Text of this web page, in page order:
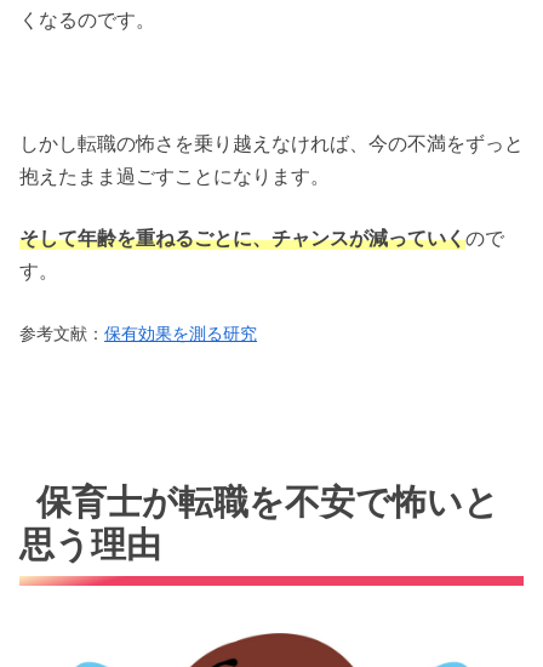
くなるのです。
しかし転職の怖さを乗り越えなければ、今の不満をずっと
抱えたまま過ごすことになります。
そして年齢を重ねるごとに、チャンスが減っていくので
す。
参考文献： 保有効果を測る研究
保育士が転職を不安で怖いと
思う理由